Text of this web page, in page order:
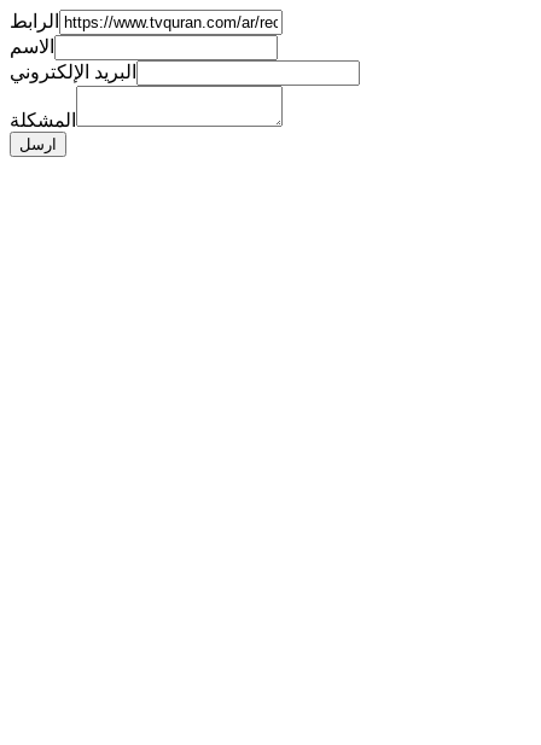
الرابط
الاسم
البريد الإلكتروني
المشكلة
ارسل